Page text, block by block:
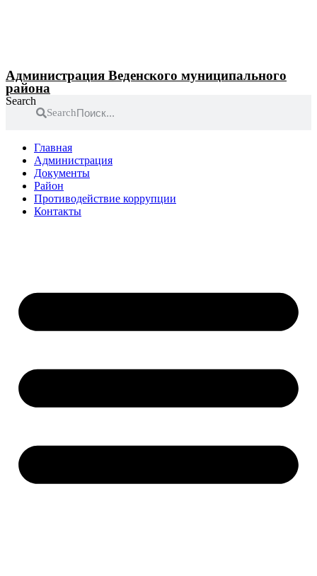
Администрация Веденского муниципального
района
Search
Search
Главная
Администрация
Документы
Район
Противодействие коррупции
Контакты